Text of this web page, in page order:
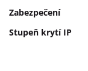
Zabezpečení
Stupeň krytí IP